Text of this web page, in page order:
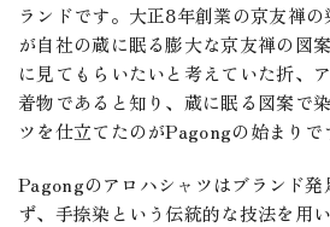
ランドです。大正8年創業の京友禅の
が自社の蔵に眠る膨大な京友禅の図
に見てもらいたいと考えていた折、
着物であると知り、蔵に眠る図案で
ツを仕立てたのがPagongの始まりで
Pagongのアロハシャツはブランド発
ず、手捺染という伝統的な技法を用